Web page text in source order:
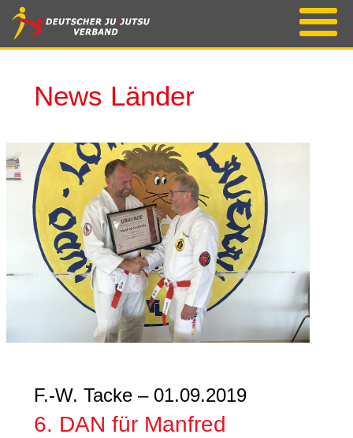
News Länder
F.-W. Tacke – 01.09.2019
6. DAN für Manfred